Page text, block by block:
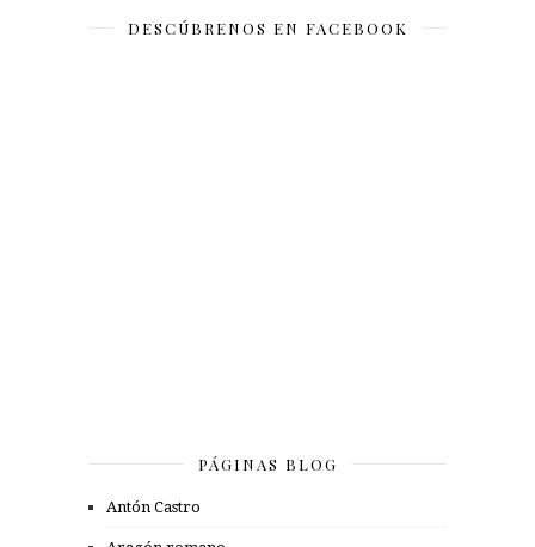
DESCÚBRENOS EN FACEBOOK
PÁGINAS BLOG
Antón Castro